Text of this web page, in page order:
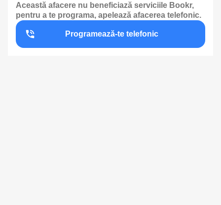
Această afacere nu beneficiază serviciile Bookr,
pentru a te programa, apelează afacerea telefonic.
Programează-te telefonic